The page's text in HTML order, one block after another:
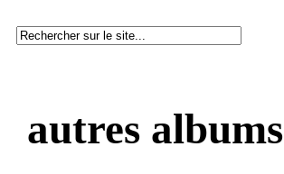
autres albums